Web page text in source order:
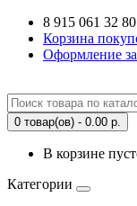
8 915 061 32 80
Корзина
Оформление
0 товар(ов) - 0.00 р.
В корзине
Категории